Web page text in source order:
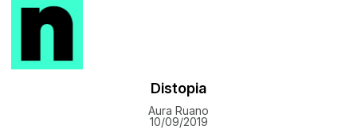
Distopia
Aura Ruano
10/09/2019